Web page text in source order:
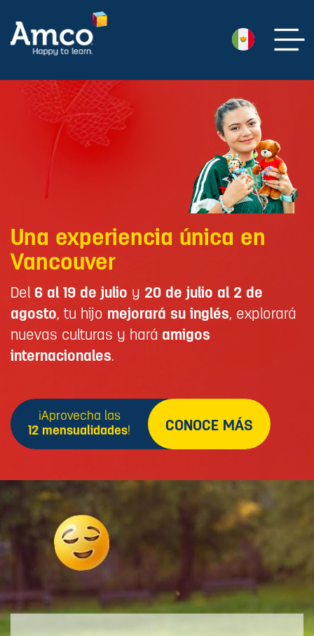
Una experiencia única en
Vancouver
Del 6 al 19 de julio y 20 de julio al 2 de
agosto, tu hijo mejorará su inglés, explorará
nuevas culturas y hará amigos
internacionales.
¡Aprovecha las
12 mensualidades! CONOCE MÁS